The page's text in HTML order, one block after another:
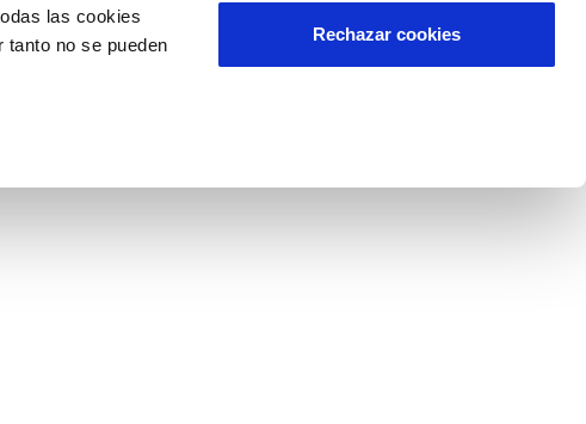
las cookies
no se pueden
Rechazar cookies